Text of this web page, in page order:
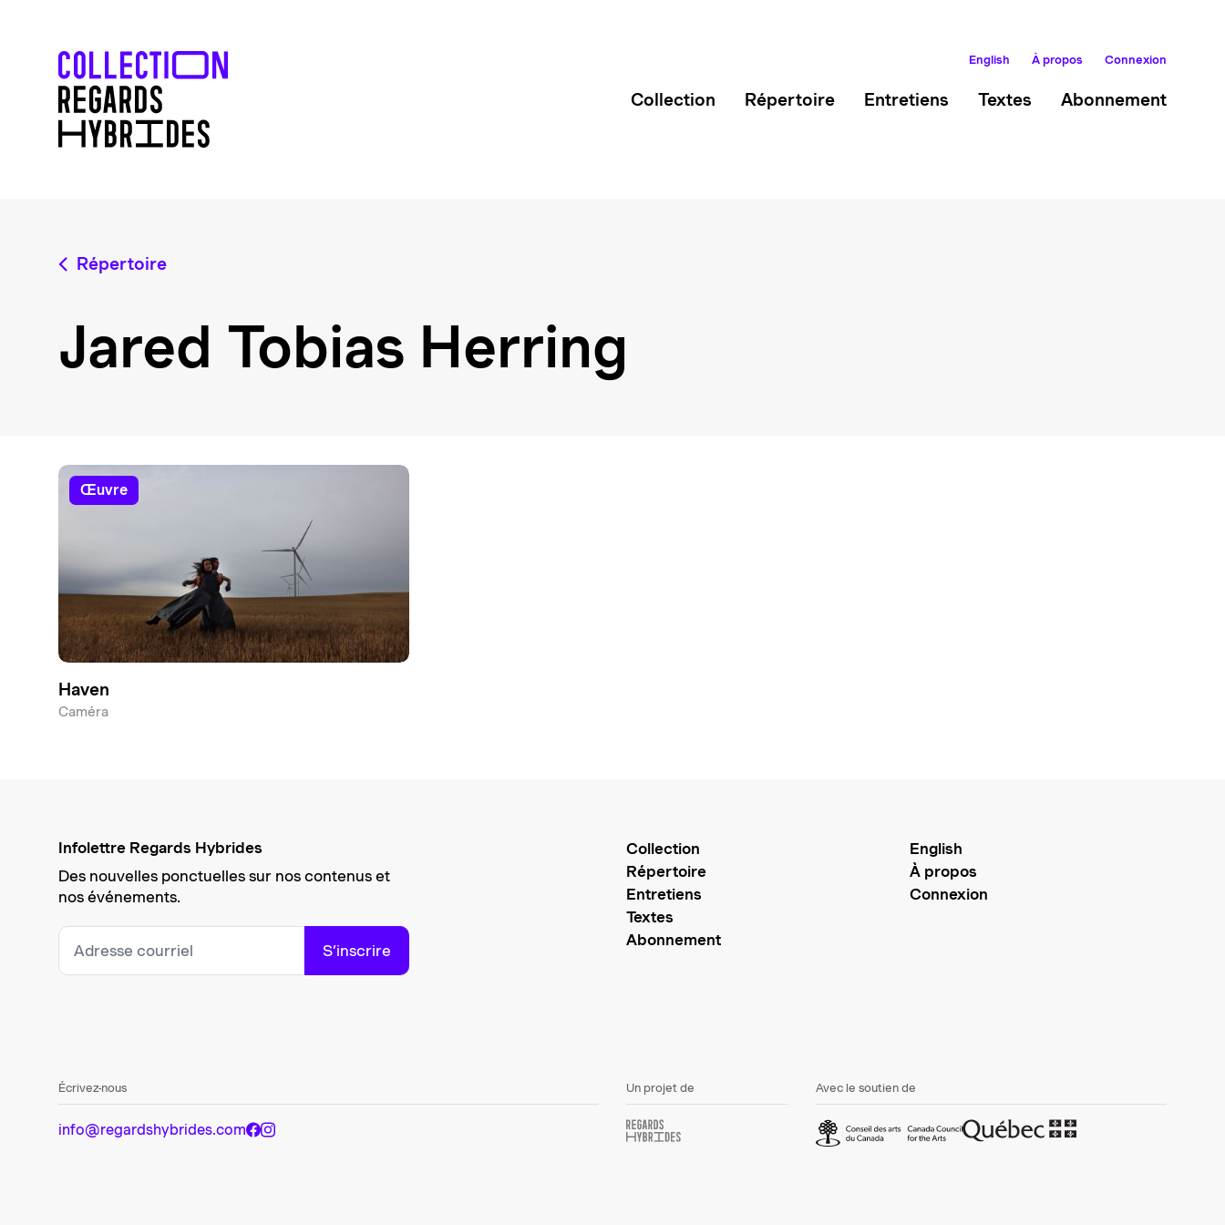
English À propos Connexion
Collection Répertoire Entretiens Textes Abonnement
Répertoire
Jared Tobias Herring
œuvre
Haven
Caméra
Infolettre Regards Hybrides
Des nouvelles ponctuelles sur nos contenus et
nos événements.
S’inscrire
Collection
Répertoire
Entretiens
Textes
Abonnement
English
À propos
Connexion
Écrivez-nous
info@regardshybrides.com
Un projet de Avec le soutien de